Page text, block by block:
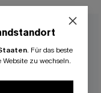
. Für das beste
zu wechseln.